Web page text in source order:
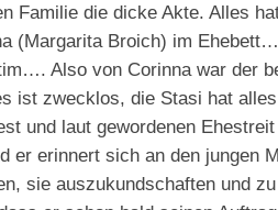
Familie die dicke Akte. Alles
(Margarita Broich) im
Also von Corinna war der
ist zwecklos, die Stasi hat
und laut gewordenen
er erinnert sich an den jungen
sie auszukundschaften und